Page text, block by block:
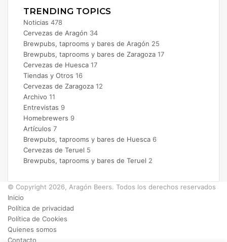
TRENDING TOPICS
Noticias 478
Cervezas de Aragón 34
Brewpubs, taprooms y bares de Aragón 25
Brewpubs, taprooms y bares de Zaragoza 17
Cervezas de Huesca 17
Tiendas y Otros 16
Cervezas de Zaragoza 12
Archivo 11
Entrevistas 9
Homebrewers 9
Artículos 7
Brewpubs, taprooms y bares de Huesca 6
Cervezas de Teruel 5
Brewpubs, taprooms y bares de Teruel 2
© Copyright 2026, Aragón Beers. Todos los derechos reservados
Inicio
Política de privacidad
Política de Cookies
Quienes somos
Contacto